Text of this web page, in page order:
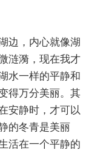
边，内心就像湖
涟漪，现在我才
水一样的平静和
得万分美丽。其
安静时，才可以
的冬青是美丽
活在一个平静的